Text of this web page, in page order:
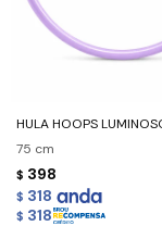
HULA HOOPS
75 cm
$ 398
$ 318
$ 318